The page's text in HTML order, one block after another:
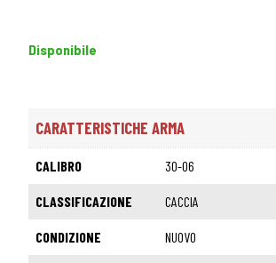
Disponibile
CARATTERISTICHE ARMA
CALIBRO 30-06
CLASSIFICAZIONE CACCIA
CONDIZIONE NUOVO